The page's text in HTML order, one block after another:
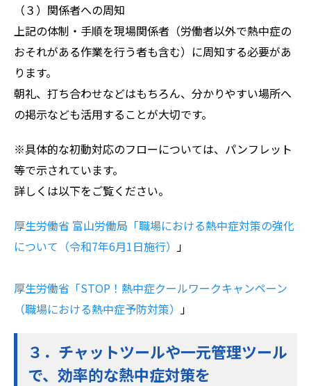
（３）関係者への周知
上記の体制・手順を現場関係者（労働者以外で熱中症の
おそれがある作業を行う者も含む）に周知する必要があ
ります。
朝礼、打ち合わせなどはもちろん、分かりやすい場所へ
の掲示なども活用することが大切です。
※具体的な初動対応のフローについては、パンフレット
等で示されています。
詳しくは以下をご覧ください。
厚生労働省 富山労働局「職場における熱中症対策の強化
について（令和7年6月1日施行）
」
厚生労働省「STOP！熱中症クールワークキャンペーン
（職場における熱中症予防対策）
」
３．チャットツールや一元管理ツール
で、効率的な熱中症対策を